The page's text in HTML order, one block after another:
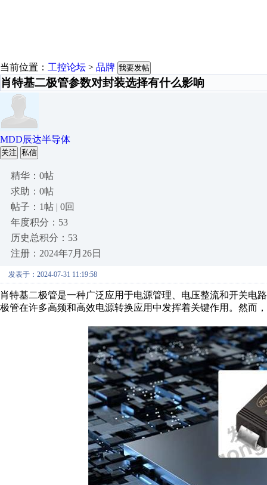
当前位置： 工控论坛 > 品牌 我要发帖
肖特基二极管参数对封装选择有什么影响
MDD辰达半导体
关注 私信
精华：0帖
求助：0帖
帖子：1帖 | 0回
年度积分：53
历史总积分：53
注册：2024年7月26日
发表于：2024-07-31 11:19:58
肖特基二极管是一种广泛应用于电源管理、电压整流和开关电
极管在许多高频和高效电源转换应用中发挥着关键作用。然而